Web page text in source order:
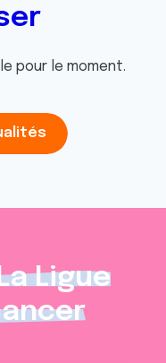
pour le moment.
Ligue